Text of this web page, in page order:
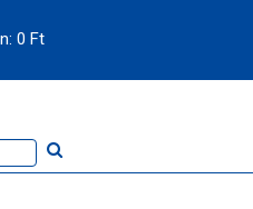
0 Ft